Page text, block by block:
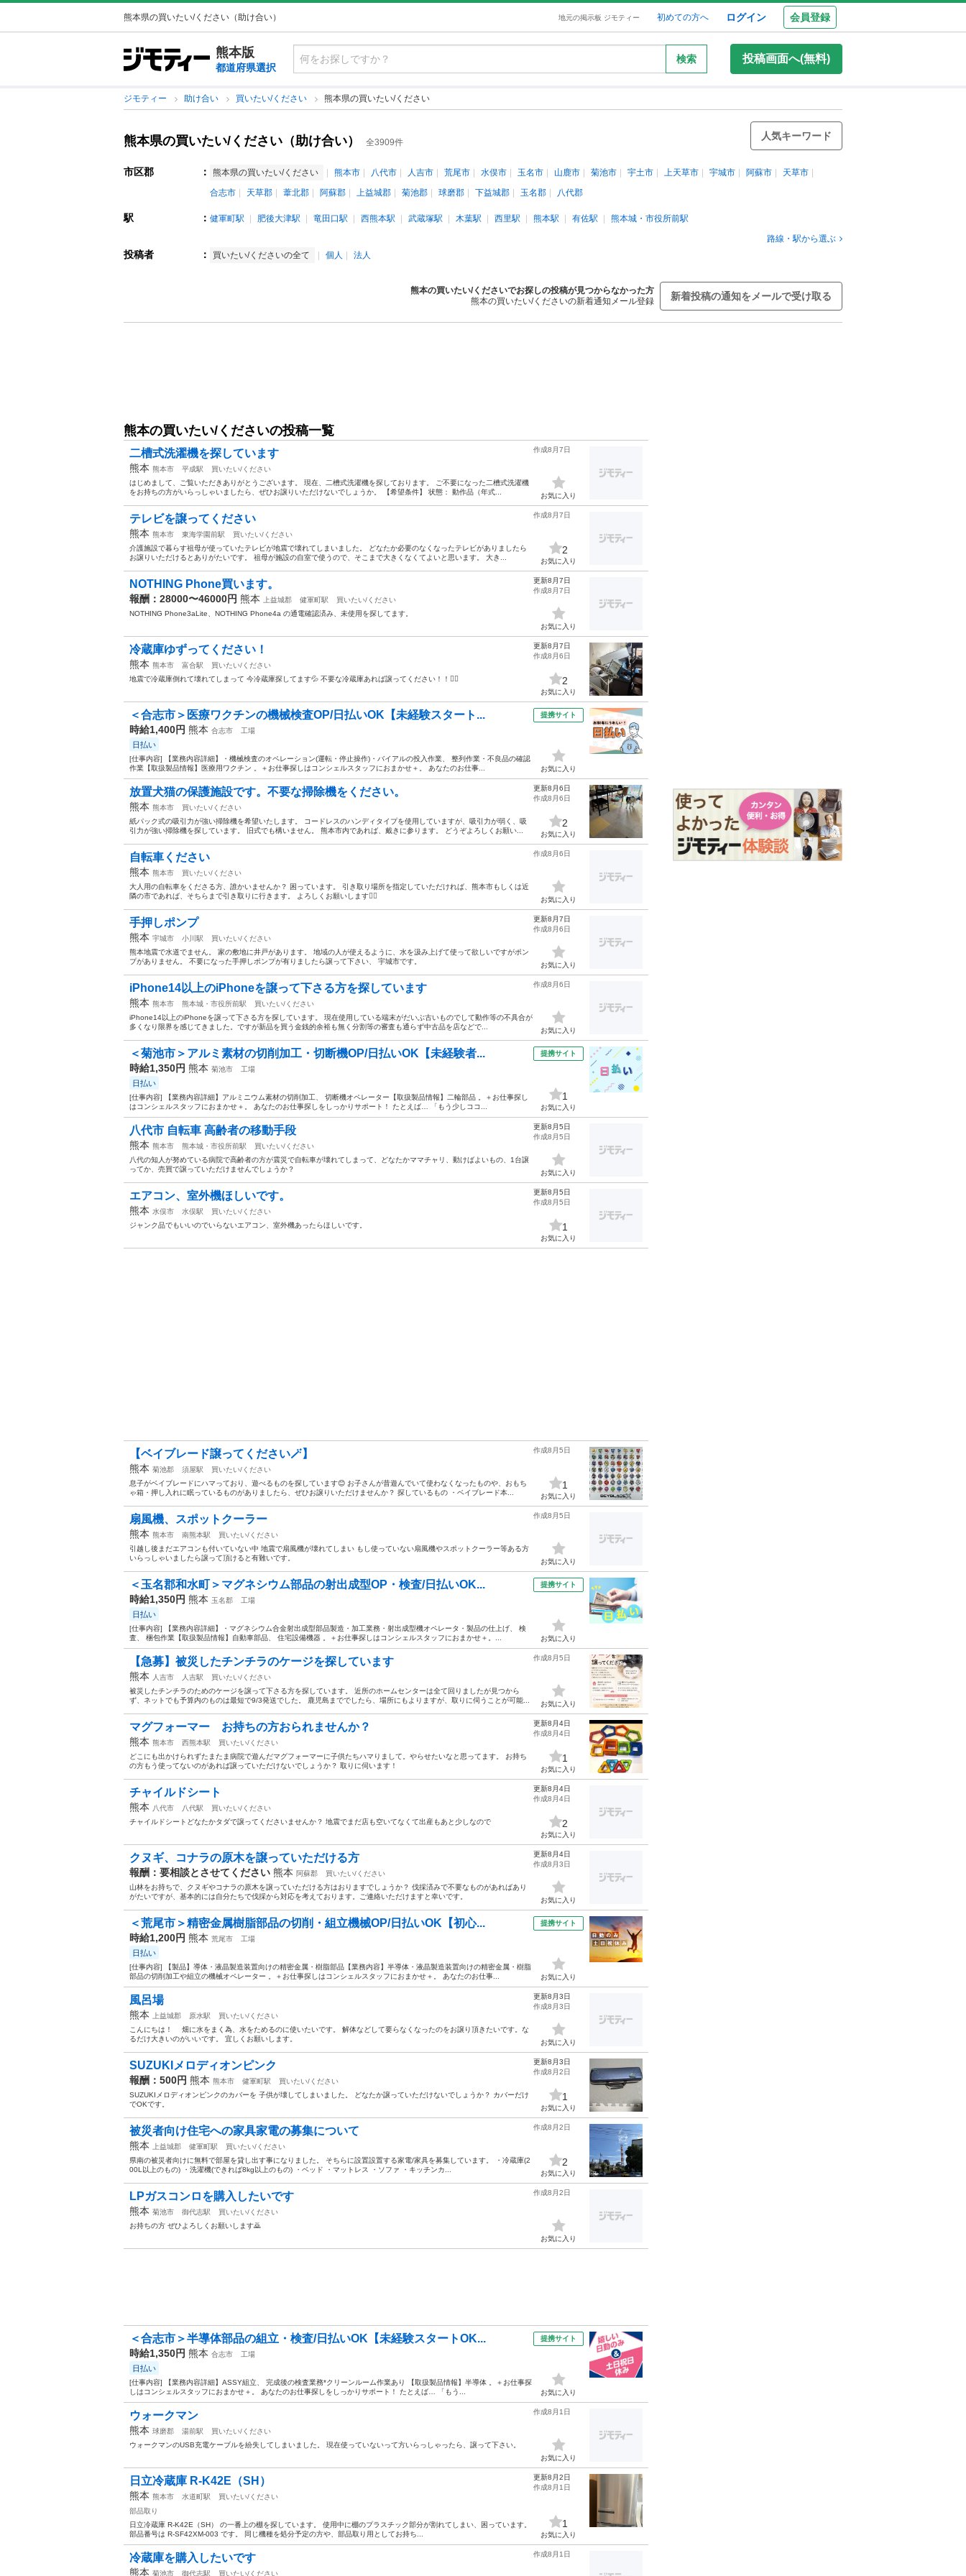
熊本県の買いたい/ください（助け合い） 地元の掲示板 ジモティー 初めての方へ ログイン 会員登録
熊本版
都道府県選択
検索 投稿画面へ(無料)
ジモティー 助け合い 買いたい/ください 熊本県の買いたい/ください
熊本県の買いたい/ください（助け合い） 全3909件
人気キーワード
市区郡 ： 熊本県の買いたい/ください 熊本市 八代市 人吉市 荒尾市 水俣市 玉名市 山鹿市 菊池市 宇土市 上天草市 宇城市 阿蘇市
天草市
合志市
天草郡 葦北郡 阿蘇郡 上益城郡 菊池郡 球磨郡 下益城郡 玉名郡 八代郡
駅 ： 健軍町駅 肥後大津駅 竜田口駅 西熊本駅 武蔵塚駅 木葉駅 西里駅 熊本駅 有佐駅
熊本城・市役所前駅
路線・駅から選ぶ
投稿者 ： 買いたい/くださいの全て 個人 法人
熊本の買いたい/くださいでお探しの投稿が見つからなかった方
熊本の買いたい/くださいの新着通知メール登録
新着投稿の通知をメールで受け取る
熊本の買いたい/くださいの投稿一覧
二槽式洗濯機を探しています
熊本 熊本市 平成駅
買いたい/ください
はじめまして、ご覧いただきありがとうございます。 現在、二槽式洗濯機を探しております。 ご不要になった二槽式洗濯機
をお持ちの方がいらっしゃいましたら、ぜひお譲りいただけないでしょうか。 【希望条件】 状態： 動作品（年式...
作成8月7日
お気に入り
テレビを譲ってください
熊本 熊本市 東海学園前駅
買いたい/ください
介護施設で暮らす祖母が使っていたテレビが地震で壊れてしまいました。 どなたか必要のなくなったテレビがありましたら
お譲りいただけるとありがたいです。 祖母が施設の自室で使うので、そこまで大きくなくてよいと思います。 大き...
作成8月7日
2
お気に入り
NOTHING Phone買います。
報酬：28000〜46000円 熊本 上益城郡 健軍町駅
買いたい/ください
NOTHING Phone3aLite、NOTHING Phone4a の通電確認済み、未使用を探してます。
更新8月7日
作成8月7日
お気に入り
冷蔵庫ゆずってください！
熊本 熊本市 富合駅
買いたい/ください
地震で冷蔵庫倒れて壊れてしまって 今冷蔵庫探してます💦 不要な冷蔵庫あれば譲ってください！！🙇‍♀️
更新8月7日
作成8月6日
2
お気に入り
＜合志市＞医療ワクチンの機械検査OP/日払いOK【未経験スタート...
時給1,400円 熊本 合志市 工場
日払い
[仕事内容] 【業務内容詳細】・機械検査のオペレーション(運転・停止操作)・バイアルの投入作業、 整列作業・不良品の確認
作業【取扱製品情報】医療用ワクチン 。＋お仕事探しはコンシェルスタッフにおまかせ＋。 あなたのお仕事...
提携サイト
お気に入り
放置犬猫の保護施設です。不要な掃除機をください。
熊本 熊本市
買いたい/ください
紙パック式の吸引力が強い掃除機を希望いたします。 コードレスのハンディタイプを使用していますが、吸引力が弱く、吸
引力が強い掃除機を探しています。 旧式でも構いません。 熊本市内であれば、戴きに参ります。 どうぞよろしくお願い...
更新8月6日
作成8月6日
2
お気に入り
自転車ください
熊本 熊本市
買いたい/ください
大人用の自転車をくださる方、誰かいませんか？ 困っています。 引き取り場所を指定していただければ、熊本市もしくは近
隣の市であれば、そちらまで引き取りに行きます。 よろしくお願いします🙇‍♀️
作成8月6日
お気に入り
手押しポンプ
熊本 宇城市 小川駅
買いたい/ください
熊本地震で水道でません。 家の敷地に井戸があります。 地域の人が使えるように、水を汲み上げて使って欲しいですがポン
プがありません。 不要になった手押しポンプが有りましたら譲って下さい、 宇城市です。
更新8月7日
作成8月6日
お気に入り
iPhone14以上のiPhoneを譲って下さる方を探しています
熊本 熊本市 熊本城・市役所前駅
買いたい/ください
iPhone14以上のiPhoneを譲って下さる方を探しています。 現在使用している端末がだいぶ古いものでして動作等の不具合が
多くなり限界を感じてきました。ですが新品を買う金銭的余裕も無く分割等の審査も通らず中古品を店などで...
作成8月6日
お気に入り
＜菊池市＞アルミ素材の切削加工・切断機OP/日払いOK【未経験者...
時給1,350円 熊本 菊池市 工場
日払い
[仕事内容] 【業務内容詳細】アルミニウム素材の切削加工、 切断機オペレーター【取扱製品情報】二輪部品 。＋お仕事探し
はコンシェルスタッフにおまかせ＋。 あなたのお仕事探しをしっかりサポート！ たとえば… 「もう少しココ...
提携サイト
1
お気に入り
八代市 自転車 高齢者の移動手段
熊本 熊本市 熊本城・市役所前駅
買いたい/ください
八代の知人が努めている病院で高齢者の方が震災で自転車が壊れてしまって、どなたかママチャリ、動けばよいもの、1台譲
ってか、売買で譲っていただけませんでしょうか？
更新8月5日
作成8月5日
お気に入り
エアコン、室外機ほしいです。
熊本 水俣市 水俣駅
買いたい/ください
ジャンク品でもいいのでいらないエアコン、室外機あったらほしいです。
更新8月5日
作成8月5日
1
お気に入り
【ベイブレード譲ってください🪄】
熊本 菊池郡 須屋駅
買いたい/ください
息子がベイブレードにハマっており、遊べるものを探しています😊 お子さんが昔遊んでいて使わなくなったものや、おもち
ゃ箱・押し入れに眠っているものがありましたら、ぜひお譲りいただけませんか？ 探しているもの ・ベイブレード本...
作成8月5日
1
お気に入り
扇風機、スポットクーラー
熊本 熊本市 南熊本駅
買いたい/ください
引越し後まだエアコンも付いていない中 地震で扇風機が壊れてしまい もし使っていない扇風機やスポットクーラー等ある方
いらっしゃいましたら譲って頂けると有難いです。
作成8月5日
お気に入り
＜玉名郡和水町＞マグネシウム部品の射出成型OP・検査/日払いOK...
時給1,350円 熊本 玉名郡 工場
日払い
[仕事内容] 【業務内容詳細】・マグネシウム合金射出成型部品製造・加工業務・射出成型機オペレータ・製品の仕上げ、 検
査、 梱包作業【取扱製品情報】自動車部品、 住宅設備機器 。＋お仕事探しはコンシェルスタッフにおまかせ＋。...
提携サイト
お気に入り
【急募】被災したチンチラのケージを探しています
熊本 人吉市 人吉駅
買いたい/ください
被災したチンチラのためのケージを譲って下さる方を探しています。 近所のホームセンターは全て回りましたが見つから
ず、ネットでも予算内のものは最短で9/3発送でした。 鹿児島まででしたら、場所にもよりますが、取りに伺うことが可能...
作成8月5日
お気に入り
マグフォーマー お持ちの方おられませんか？
熊本 熊本市 西熊本駅
買いたい/ください
どこにも出かけられずたまたま病院で遊んだマグフォーマーに子供たちハマりまして。やらせたいなと思ってます。 お持ち
の方もう使ってないのがあれば譲っていただけないでしょうか？ 取りに伺います！
更新8月4日
作成8月4日
1
お気に入り
チャイルドシート
熊本 八代市 八代駅
買いたい/ください
チャイルドシートどなたかタダで譲ってくださいませんか？ 地震でまだ店も空いてなくて出産もあと少しなので
更新8月4日
作成8月4日
2
お気に入り
クヌギ、コナラの原木を譲っていただける方
報酬：要相談とさせてください 熊本 阿蘇郡
買いたい/ください
山林をお持ちで、クヌギやコナラの原木を譲っていただける方はおりますでしょうか？ 伐採済みで不要なものがあればあり
がたいですが、基本的には自分たちで伐採から対応を考えております。ご連絡いただけますと幸いです。
更新8月4日
作成8月3日
お気に入り
＜荒尾市＞精密金属樹脂部品の切削・組立機械OP/日払いOK【初心...
時給1,200円 熊本 荒尾市 工場
日払い
[仕事内容] 【製品】導体・液晶製造装置向けの精密金属・樹脂部品【業務内容】半導体・液晶製造装置向けの精密金属・樹脂
部品の切削加工や組立の機械オペレーター 。＋お仕事探しはコンシェルスタッフにおまかせ＋。 あなたのお仕事...
提携サイト
お気に入り
風呂場
熊本 上益城郡 原水駅
買いたい/ください
こんにちは！ 畑に水をまく為、水をためるのに使いたいです。 解体などして要らなくなったのをお譲り頂きたいです。な
るだけ大きいのがいいです。 宜しくお願いします。
更新8月3日
作成8月3日
お気に入り
SUZUKIメロディオンピンク
報酬：500円 熊本 熊本市 健軍町駅
買いたい/ください
SUZUKIメロディオンピンクのカバーを 子供が壊してしまいました。 どなたか譲っていただけないでしょうか？ カバーだけ
でOKです。
更新8月3日
作成8月2日
1
お気に入り
被災者向け住宅への家具家電の募集について
熊本 上益城郡 健軍町駅
買いたい/ください
県南の被災者向けに無料で部屋を貸し出す事になりました。 そちらに設置設置する家電/家具を募集しています。 ・冷蔵庫(2
00L以上のもの) ・洗濯機(できれば8kg以上のもの) ・ベッド ・マットレス ・ソファ ・キッチンカ...
作成8月2日
2
お気に入り
LPガスコンロを購入したいです
熊本 菊池市 御代志駅
買いたい/ください
お持ちの方 ぜひよろしくお願いします🙇
作成8月2日
お気に入り
＜合志市＞半導体部品の組立・検査/日払いOK【未経験スタートOK...
時給1,350円 熊本 合志市 工場
日払い
[仕事内容] 【業務内容詳細】ASSY組立、 完成後の検査業務*クリーンルーム作業あり 【取扱製品情報】半導体 。＋お仕事探
しはコンシェルスタッフにおまかせ＋。 あなたのお仕事探しをしっかりサポート！ たとえば… 「もう...
提携サイト
お気に入り
ウォークマン
熊本 球磨郡 湯前駅
買いたい/ください
ウォークマンのUSB充電ケーブルを紛失してしまいました。 現在使っていないって方いらっしゃったら、譲って下さい。
作成8月1日
お気に入り
日立冷蔵庫 R-K42E（SH）
熊本 熊本市 水道町駅
買いたい/ください
部品取り
日立冷蔵庫 R-K42E（SH） の一番上の棚を探しています。 使用中に棚のプラスチック部分が割れてしまい、困っています。
部品番号は R-SF42XM-003 です。 同じ機種を処分予定の方や、部品取り用としてお持ち...
更新8月2日
作成8月1日
1
お気に入り
冷蔵庫を購入したいです
熊本 菊池市 御代志駅 買いたい/ください
作成8月1日